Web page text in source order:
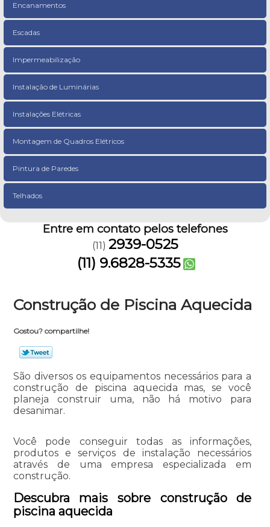
Encanamentos
Escadas
Impermeabilização
Instalação de Luminárias
Instalações Elétricas
Montagem de Quadros Elétricos
Pintura de Paredes
Telhados
Entre em contato pelos telefones
(11) 2939-0525
(11) 9.6828-5335
Construção de Piscina Aquecida
Gostou? compartilhe!
São diversos os equipamentos necessários para a
construção de piscina aquecida mas, se você
planeja construir uma, não há motivo para
desanimar.
Você pode conseguir todas as informações,
produtos e serviços de instalação necessários
através de uma empresa especializada em
construção.
Descubra mais sobre construção de
piscina aquecida